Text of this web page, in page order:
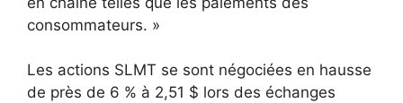
consommateurs. »
Les actions SLMT se sont négociées en hausse
de près de 6 % à 2,51 $ lors des échanges